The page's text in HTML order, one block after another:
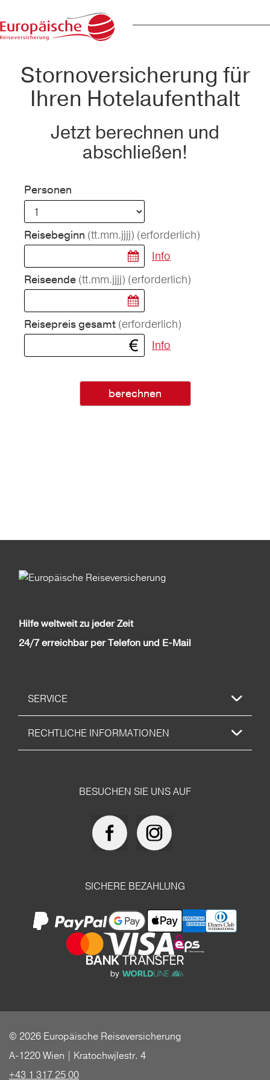
Stornoversicherung für
Ihren Hotelaufenthalt
Jetzt berechnen und
abschließen!
Personen
Reisebeginn (tt.mm.jjjj) (erforderlich)
Info
Reiseende (tt.mm.jjjj) (erforderlich)
Reisepreis gesamt (erforderlich)
Info
berechnen
Hilfe weltweit zu jeder Zeit
24/7 erreichbar per Telefon und E-Mail
SERVICE
RECHTLICHE INFORMATIONEN
BESUCHEN SIE UNS AUF
SICHERE BEZAHLUNG
© 2026 Europäische Reiseversicherung
A-1220 Wien | Kratochwjlestr. 4
+43 1 317 25 00